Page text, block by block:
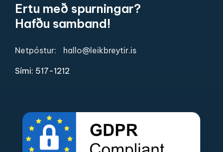
Ertu með spurningar?
Hafðu samband!
Netpóstur: hallo@leikbreytir.is
Sími: 517-1212​